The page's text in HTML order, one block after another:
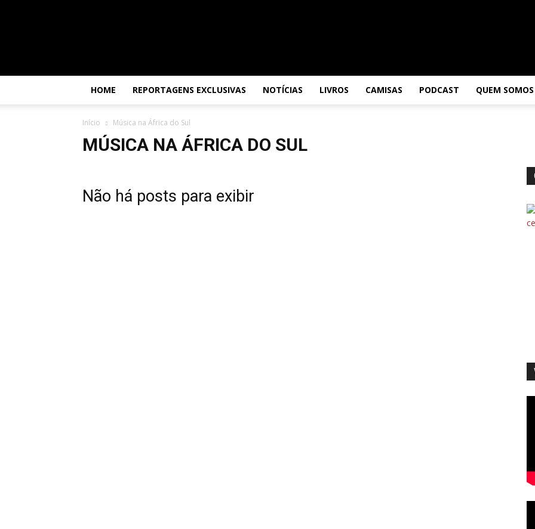
HOME REPORTAGENS EXCLUSIVAS NOTÍCIAS LIVROS CAMISAS PODCAST QUEM SOMOS
Início Música na África do Sul
MÚSICA NA ÁFRICA DO SUL
Não há posts para exibir